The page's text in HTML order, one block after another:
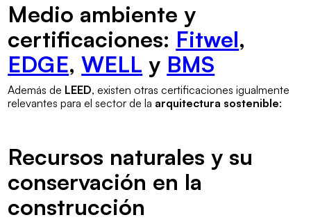
Medio ambiente y
certificaciones: Fitwel,
EDGE,WELL y BMS
Además de LEED, existen otras certificaciones igualmente
relevantes para el sector de la arquitectura sostenible:
Recursos naturales y su
conservación en la
construcción